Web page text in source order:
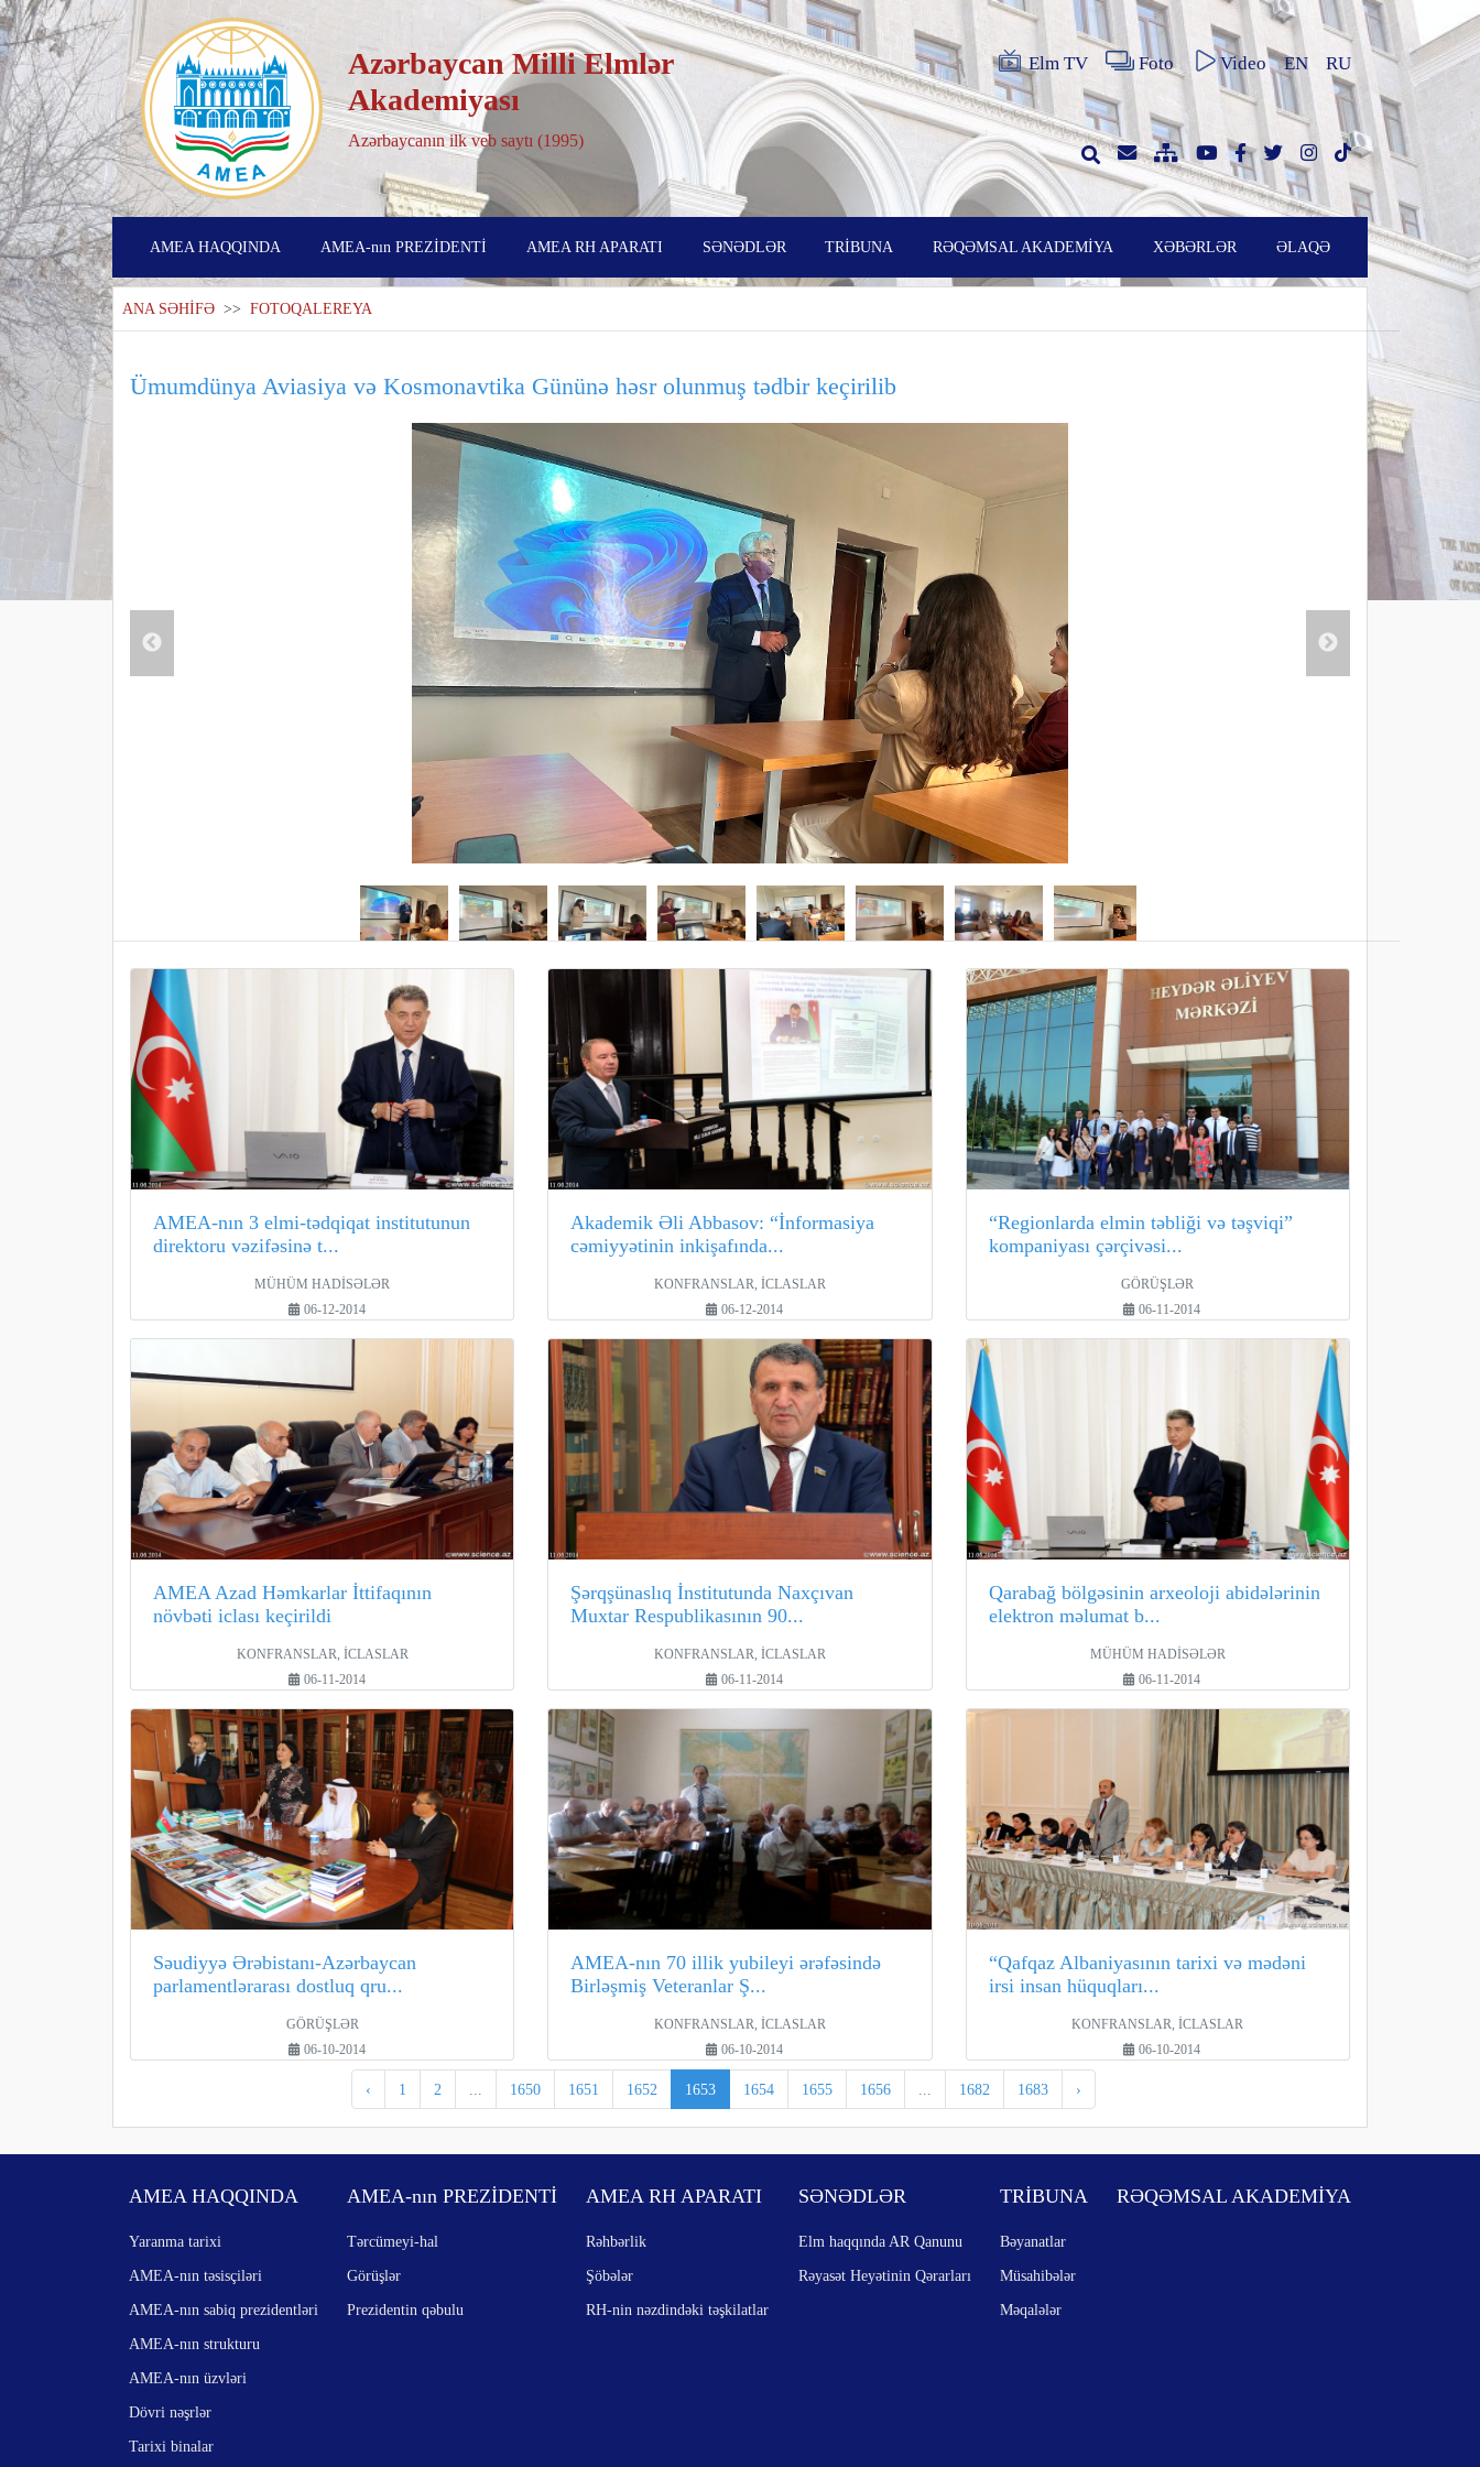
Azərbaycan Milli Elmlər
Akademiyası
Azərbaycanın ilk veb saytı (1995)
Elm TV Foto Video EN RU
AMEA HAQQINDA AMEA-nın PREZİDENTİ AMEA RH APARATI SƏNƏDLƏR TRİBUNA RƏQƏMSAL AKADEMİYA XƏBƏRLƏR ƏLAQƏ
ANA SƏHİFƏ >> FOTOQALEREYA
Ümumdünya Aviasiya və Kosmonavtika Gününə həsr olunmuş tədbir keçirilib
AMEA-nın 3 elmi-tədqiqat institutunun
direktoru vəzifəsinə t...
MÜHÜM HADİSƏLƏR
06-12-2014
Akademik Əli Abbasov: “İnformasiya
cəmiyyətinin inkişafında...
KONFRANSLAR, İCLASLAR
06-12-2014
“Regionlarda elmin təbliği və təşviqi”
kompaniyası çərçivəsi...
GÖRÜŞLƏR
06-11-2014
AMEA Azad Həmkarlar İttifaqının
növbəti iclası keçirildi
KONFRANSLAR, İCLASLAR
06-11-2014
Şərqşünaslıq İnstitutunda Naxçıvan
Muxtar Respublikasının 90...
KONFRANSLAR, İCLASLAR
06-11-2014
Qarabağ bölgəsinin arxeoloji abidələrinin
elektron məlumat b...
MÜHÜM HADİSƏLƏR
06-11-2014
Səudiyyə Ərəbistanı-Azərbaycan
parlamentlərarası dostluq qru...
GÖRÜŞLƏR
06-10-2014
AMEA-nın 70 illik yubileyi ərəfəsində
Birləşmiş Veteranlar Ş...
KONFRANSLAR, İCLASLAR
06-10-2014
“Qafqaz Albaniyasının tarixi və mədəni
irsi insan hüquqları...
KONFRANSLAR, İCLASLAR
06-10-2014
‹ 1 2 1650 1651 1652 1653 1654 1655 1656 1682 1683 ›
AMEA HAQQINDA
Yaranma tarixi
AMEA-nın təsisçiləri
AMEA-nın sabiq prezidentləri
AMEA-nın strukturu
AMEA-nın üzvləri
Dövri nəşrlər
Tarixi binalar
AMEA-nın PREZİDENTİ
Tərcümeyi-hal
Görüşlər
Prezidentin qəbulu
AMEA RH APARATI
Rəhbərlik
Şöbələr
RH-nin nəzdindəki təşkilatlar
SƏNƏDLƏR
Elm haqqında AR Qanunu
Rəyasət Heyətinin Qərarları
TRİBUNA
Bəyanatlar
Müsahibələr
Məqalələr
RƏQƏMSAL AKADEMİYA